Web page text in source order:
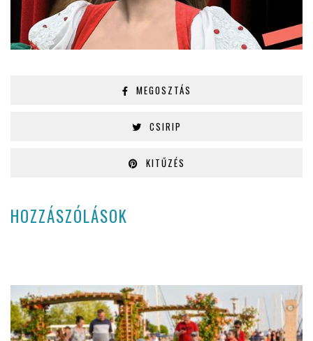
MEGOSZTÁS
CSIRIP
KITŰZÉS
HOZZÁSZÓLÁSOK